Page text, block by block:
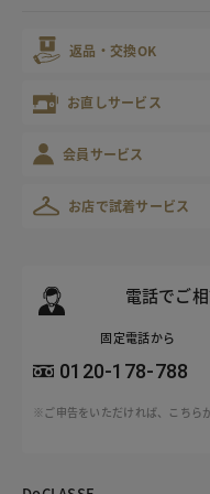
返品・交換OK
お直しサービス
会員サービス
お店で試着サービス
電話でご
固定電話から
0120-178-788
※ご申告をいただければ、こちら